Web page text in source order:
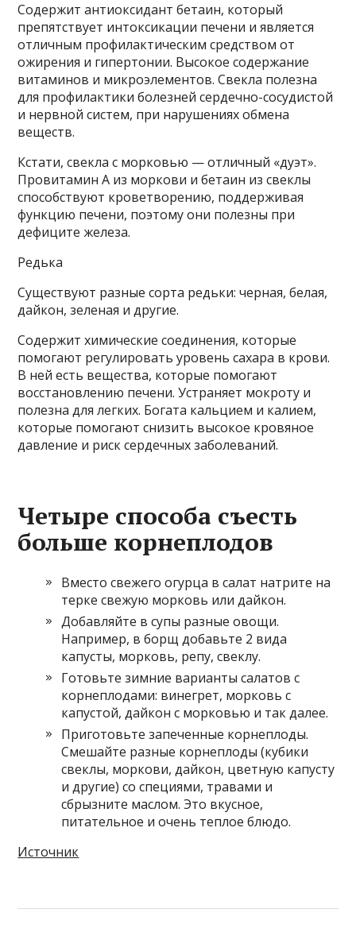
Содержит антиоксидант бетаин, который
препятствует интоксикации печени и является
отличным профилактическим средством от
ожирения и гипертонии. Высокое содержание
витаминов и микроэлементов. Свекла полезна
для профилактики болезней сердечно-сосудистой
и нервной систем, при нарушениях обмена
веществ.
Кстати, свекла с морковью — отличный «дуэт».
Провитамин А из моркови и бетаин из свеклы
способствуют кроветворению, поддерживая
функцию печени, поэтому они полезны при
дефиците железа.
Редька
Существуют разные сорта редьки: черная, белая,
дайкон, зеленая и другие.
Содержит химические соединения, которые
помогают регулировать уровень сахара в крови.
В ней есть вещества, которые помогают
восстановлению печени. Устраняет мокроту и
полезна для легких. Богата кальцием и калием,
которые помогают снизить высокое кровяное
давление и риск сердечных заболеваний.
Четыре способа съесть
больше корнеплодов
Вместо свежего огурца в салат натрите на
терке свежую морковь или дайкон.
Добавляйте в супы разные овощи.
Например, в борщ добавьте 2 вида
капусты, морковь, репу, свеклу.
Готовьте зимние варианты салатов с
корнеплодами: винегрет, морковь с
капустой, дайкон с морковью и так далее.
Приготовьте запеченные корнеплоды.
Смешайте разные корнеплоды (кубики
свеклы, моркови, дайкон, цветную капусту
и другие) со специями, травами и
сбрызните маслом. Это вкусное,
питательное и очень теплое блюдо.
Источник